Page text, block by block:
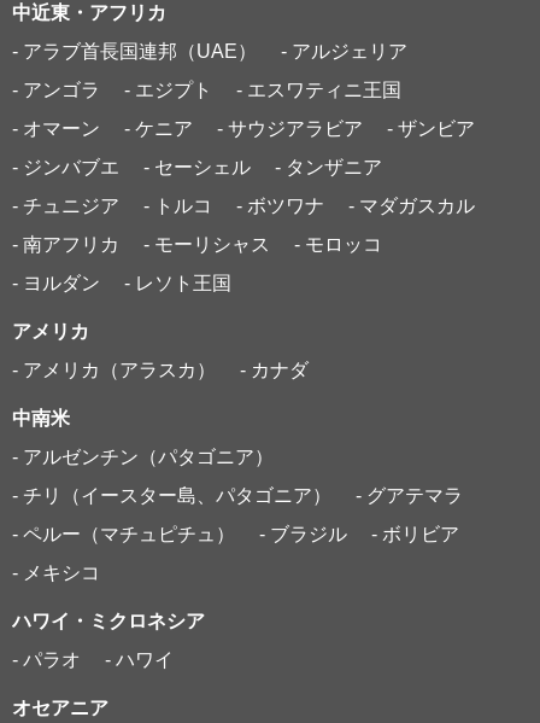
中近東・アフリカ
- アラブ首長国連邦（UAE）
- アルジェリア
- アンゴラ
- エジプト
- エスワティニ王国
- オマーン
- ケニア - サウジアラビア
- ザンビア
- ジンバブエ
- セーシェル
- タンザニア
- チュニジア
- トルコ - ボツワナ
- マダガスカル
- 南アフリカ
- モーリシャス
- モロッコ
- ヨルダン
- レソト王国
アメリカ
- アメリカ（アラスカ）
- カナダ
中南米
- アルゼンチン（パタゴニア）
- チリ（イースター島、パタゴニア）
- グアテマラ
- ペルー（マチュピチュ）
- ブラジル
- ボリビア
- メキシコ
ハワイ・ミクロネシア
- パラオ
- ハワイ
オセアニア